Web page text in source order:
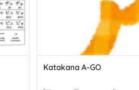
Katakana A-GO